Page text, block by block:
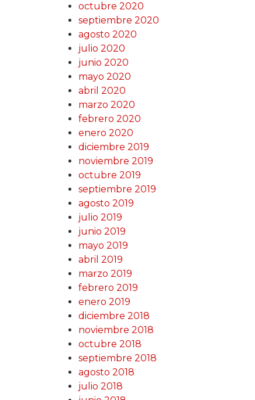
octubre 2020
septiembre 2020
agosto 2020
julio 2020
junio 2020
mayo 2020
abril 2020
marzo 2020
febrero 2020
enero 2020
diciembre 2019
noviembre 2019
octubre 2019
septiembre 2019
agosto 2019
julio 2019
junio 2019
mayo 2019
abril 2019
marzo 2019
febrero 2019
enero 2019
diciembre 2018
noviembre 2018
octubre 2018
septiembre 2018
agosto 2018
julio 2018